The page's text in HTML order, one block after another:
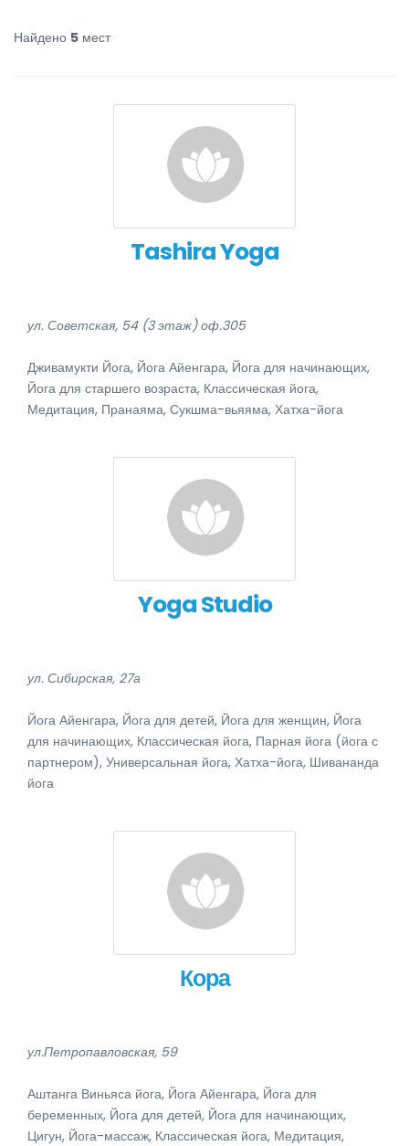
Найдено 5 мест
Tashira Yoga
ул. Советская, 54 (3 этаж) оф.305
Дживамукти Йога, Йога Айенгара, Йога для начинающих,
Йога для старшего возраста, Классическая йога,
Медитация, Пранаяма, Сукшма-вьяяма, Хатха-йога
Yoga Studio
ул. Сибирская, 27а
Йога Айенгара, Йога для детей, Йога для женщин, Йога
для начинающих, Классическая йога, Парная йога (йога с
партнером), Универсальная йога, Хатха-йога, Шивананда
йога
Кора
ул.Петропавловская, 59
Аштанга Виньяса йога, Йога Айенгара, Йога для
беременных, Йога для детей, Йога для начинающих,
Цигун, Йога-массаж, Классическая йога, Медитация,